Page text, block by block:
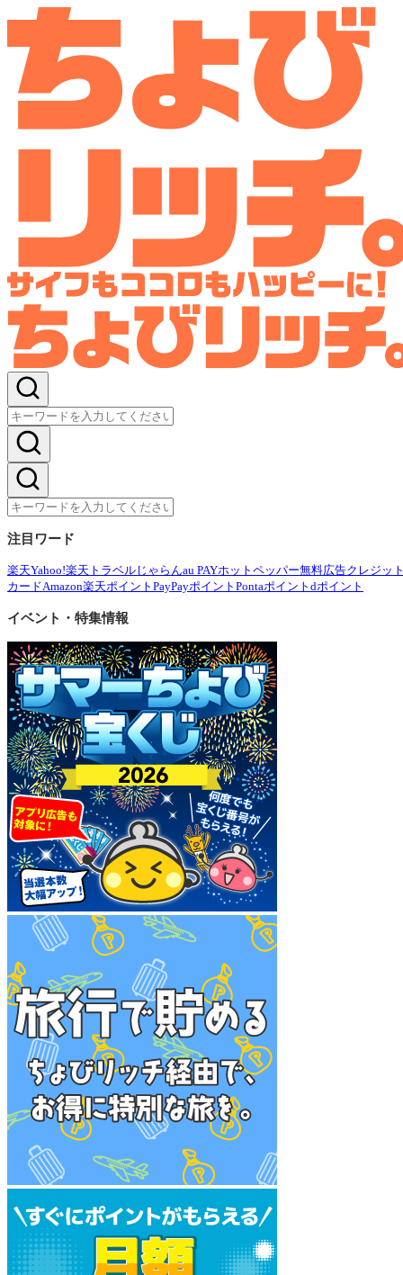
注目ワード
楽天Yahoo!楽天トラベル じゃらんau PAYホットペッパー無料広告クレジッ
カードAmazon楽天ポイント PayPayポイント Pontaポイント dポイント
イベント・特集情報